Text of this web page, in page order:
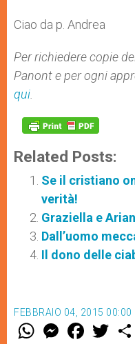
Ciao da p. Andrea
Per richiedere copie
Panont e per ogni
qui
Related Posts:
Se il cristiano
verità!
Graziella e
Dall’uomo
Il dono delle
FEBBRAIO 04, 2015 00:00
W M
e
F
a w